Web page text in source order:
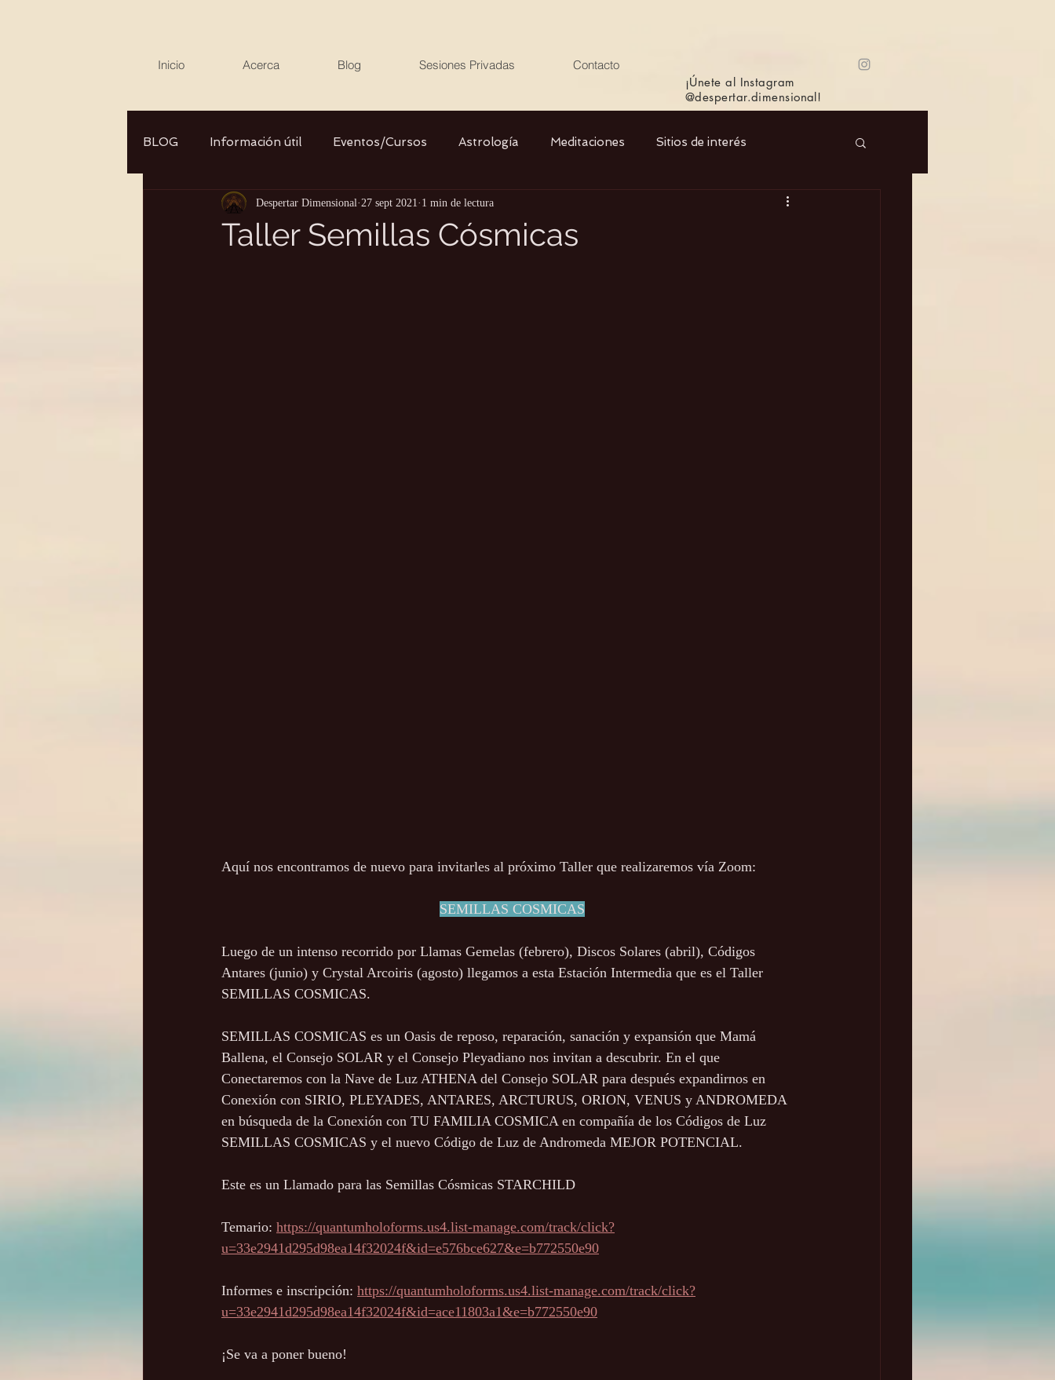
Inicio Acerca Blog Sesiones Privadas
Contacto
¡Únete al Instagram
@despertar.dimensional!
BLOG Información útil Eventos/Cursos Astrología Meditaciones Sitios de interés
Canalizaciones/Entrevistas Libros Cristales Música
Taller Semillas Cósmicas
Despertar Dimensional 27 sept 2021 1 min de lectura
Aquí nos encontramos de nuevo para invitarles al próximo Taller que realizaremos vía Zoom:
SEMILLAS COSMICAS
Luego de un intenso recorrido por Llamas Gemelas (febrero), Discos Solares (abril), Códigos
Antares (junio) y Crystal Arcoiris (agosto) llegamos a esta Estación Intermedia que es el Taller
SEMILLAS COSMICAS.
SEMILLAS COSMICAS es un Oasis de reposo, reparación, sanación y expansión que Mamá
Ballena, el Consejo SOLAR y el Consejo Pleyadiano nos invitan a descubrir. En el que
Conectaremos con la Nave de Luz ATHENA del Consejo SOLAR para después expandirnos en
Conexión con SIRIO, PLEYADES, ANTARES, ARCTURUS, ORION, VENUS y ANDROMEDA
en búsqueda de la Conexión con TU FAMILIA COSMICA en compañía de los Códigos de Luz
SEMILLAS COSMICAS y el nuevo Código de Luz de Andromeda MEJOR POTENCIAL.
Este es un Llamado para las Semillas Cósmicas STARCHILD
Temario: https://quantumholoforms.us4.list-manage.com/track/click?
u=33e2941d295d98ea14f32024f&id=e576bce627&e=b772550e90
Informes e inscripción: https://quantumholoforms.us4.list-manage.com/track/click?
u=33e2941d295d98ea14f32024f&id=ace11803a1&e=b772550e90
¡Se va a poner bueno!